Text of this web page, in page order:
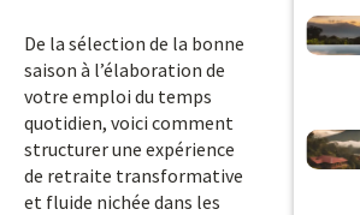
De la sélection de la bonne
saison à l’élaboration de
votre emploi du temps
quotidien, voici comment
structurer une expérience
de retraite transformative
et fluide nichée dans les